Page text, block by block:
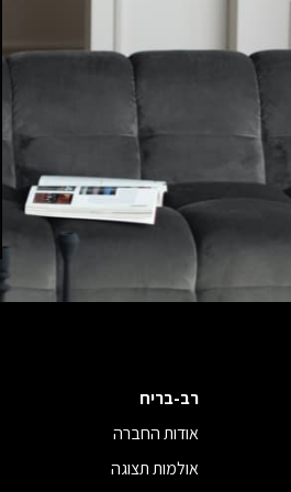
רב-בריח
אודות החברה
אולמות תצוגה